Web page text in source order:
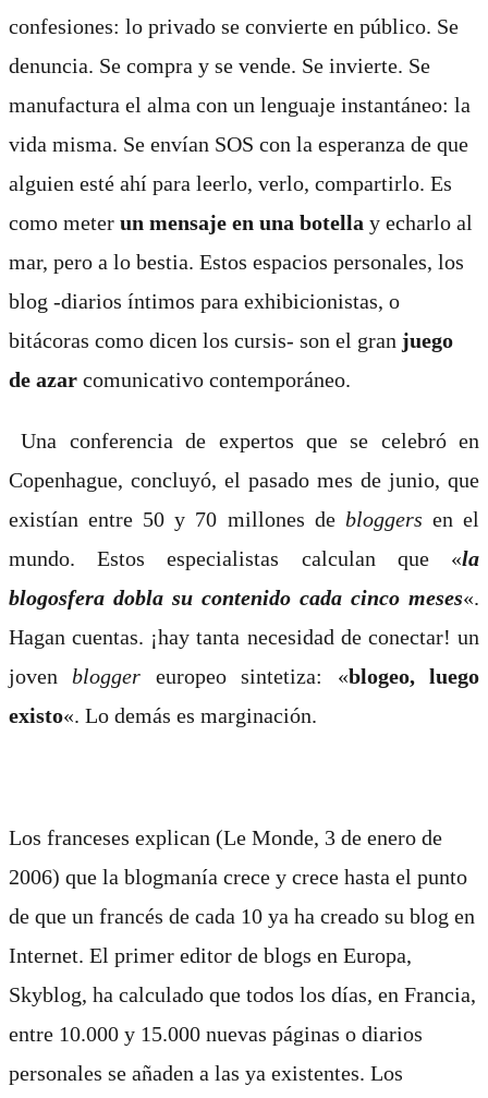
confesiones: lo privado se convierte en público. Se
denuncia. Se compra y se vende. Se invierte. Se
manufactura el alma con un lenguaje instantáneo: la
vida misma. Se envían SOS con la esperanza de que
alguien esté ahí para leerlo, verlo, compartirlo. Es
como meter un mensaje en una botella y echarlo al
mar, pero a lo bestia. Estos espacios personales, los
blog -diarios íntimos para exhibicionistas, o
bitácoras como dicen los cursis- son el gran juego
de azar comunicativo contemporáneo.
Una conferencia de expertos que se celebró en
Copenhague, concluyó, el pasado mes de junio, que
existían entre 50 y 70 millones de bloggers en el
mundo. Estos especialistas calculan que «la
blogosfera dobla su contenido cada cinco meses«.
Hagan cuentas. ¡hay tanta necesidad de conectar! un
jovenblogger europeo sintetiza: «blogeo, luego
existo«. Lo demás es marginación.
Los franceses explican (Le Monde, 3 de enero de
2006) que la blogmanía crece y crece hasta el punto
de que un francés de cada 10 ya ha creado su blog en
Internet. El primer editor de blogs en Europa,
Skyblog, ha calculado que todos los días, en Francia,
entre 10.000 y 15.000 nuevas páginas o diarios
personales se añaden a las ya existentes. Los